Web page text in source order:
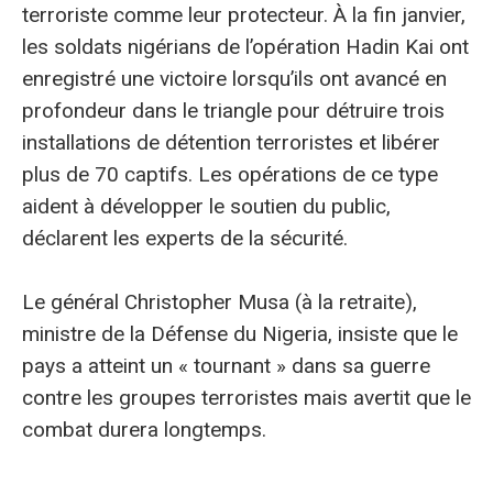
terroriste comme leur protecteur. À la fin janvier,
les soldats nigérians de l’opération Hadin Kai ont
enregistré une victoire lorsqu’ils ont avancé en
profondeur dans le triangle pour détruire trois
installations de détention terroristes et libérer
plus de 70 captifs. Les opérations de ce type
aident à développer le soutien du public,
déclarent les experts de la sécurité.
Le général Christopher Musa (à la retraite),
ministre de la Défense du Nigeria, insiste que le
pays a atteint un « tournant » dans sa guerre
contre les groupes terroristes mais avertit que le
combat durera longtemps.